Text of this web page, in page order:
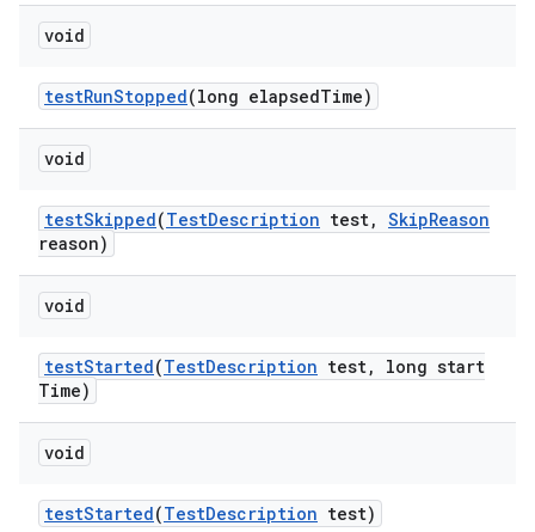
void
testRunStopped(long elapsedTime)
void
testSkipped(TestDescription test, SkipReason
reason)
void
testStarted(TestDescription test,
long start
Time)
void
testStarted(TestDescription test)